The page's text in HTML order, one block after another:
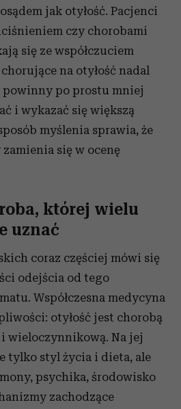
jak otyłość. Pacjenci
czy chorobami
się ze współczuciem
na otyłość nadal
powinny po prostu mniej
i wykazać się większą
myślenia sprawia, że
się w ocenę
której wielu
uznać
coraz częściej mówi się
odejścia od tego
Współczesna medycyna
otyłość jest chorobą
i wieloczynnikową. Na jej
tylko styl życia i dieta, ale
psychika, środowisko
zachodzące